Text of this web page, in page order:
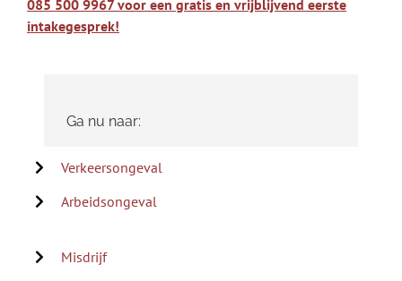
085 500 9967 voor een gratis en vrijblijvend eerste
intakegesprek!
Ga nu naar:
Verkeersongeval
Arbeidsongeval
Misdrijf